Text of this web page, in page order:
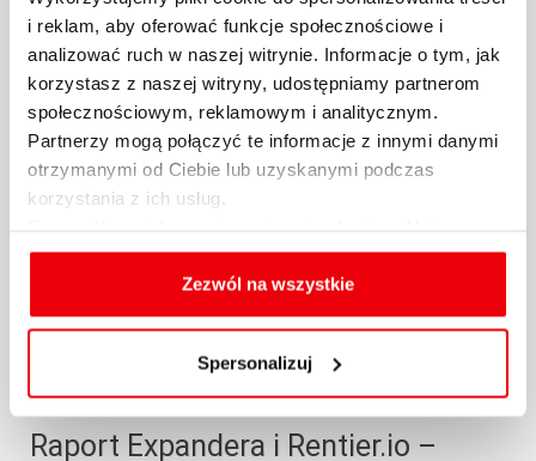
i reklam, aby oferować funkcje społecznościowe i
analizować ruch w naszej witrynie. Informacje o tym, jak
korzystasz z naszej witryny, udostępniamy partnerom
społecznościowym, reklamowym i analitycznym.
Partnerzy mogą połączyć te informacje z innymi danymi
otrzymanymi od Ciebie lub uzyskanymi podczas
korzystania z ich usług.
cookies, celu i sposobu korzystania z nich przez nas
oraz zmiany ustawień plików cookies a także ich
usuwania z przeglądarki internetowej, znajdują się
Zezwól na wszystkie
Spersonalizuj
Expandera i...
29.10.2024 / KOMENTARZE I ANALIZY
więcej
Raport Expandera i Rentier.io –